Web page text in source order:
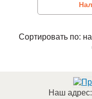
Сортировать по:
Наш адрес: